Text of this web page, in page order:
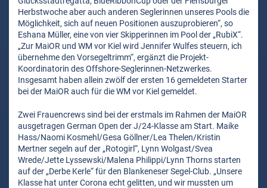
Herbstwoche aber auch anderen Seglerinnen unseres Pools die
Möglichkeit, sich auf neuen Positionen auszuprobieren“, so
Eshana Müller, eine von vier Skipperinnen im Pool der „RubiX“.
„Zur MaiOR und WM vor Kiel wird Jennifer Wulfes steuern, ich
übernehme den Vorsegeltrimm“, ergänzt die Projekt-
Koordinatorin des Offshore-Seglerinnen-Netzwerkes.
Insgesamt haben allein zwölf der ersten 16 gemeldeten Starter
bei der MaiOR auch für die WM vor Kiel gemeldet.
Zwei Frauencrews sind bei der erstmals im Rahmen der MaiOR
ausgetragen German Open der J/24-Klasse am Start. Maike
Hass/Naomi Kosmehl/Gesa Göllner/Lea Thelen/Kristin
Mertner segeln auf der „Rotogirl“, Lynn Wolgast/Svea
Wrede/Jette Lyssewski/Malena Philippi/Lynn Thorns starten
auf der „Derbe Kerle“ für den Blankeneser Segel-Club. „Unsere
Klasse hat unter Corona echt gelitten, und wir mussten um